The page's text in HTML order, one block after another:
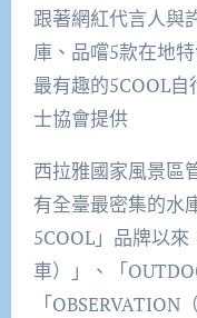
跟著網紅代言人與
庫、品嚐5款在地
最有趣的5COOL
士協會提供
西拉雅國家風景區
有全臺最密集的水
5COOL」品牌以
車）」、「
「